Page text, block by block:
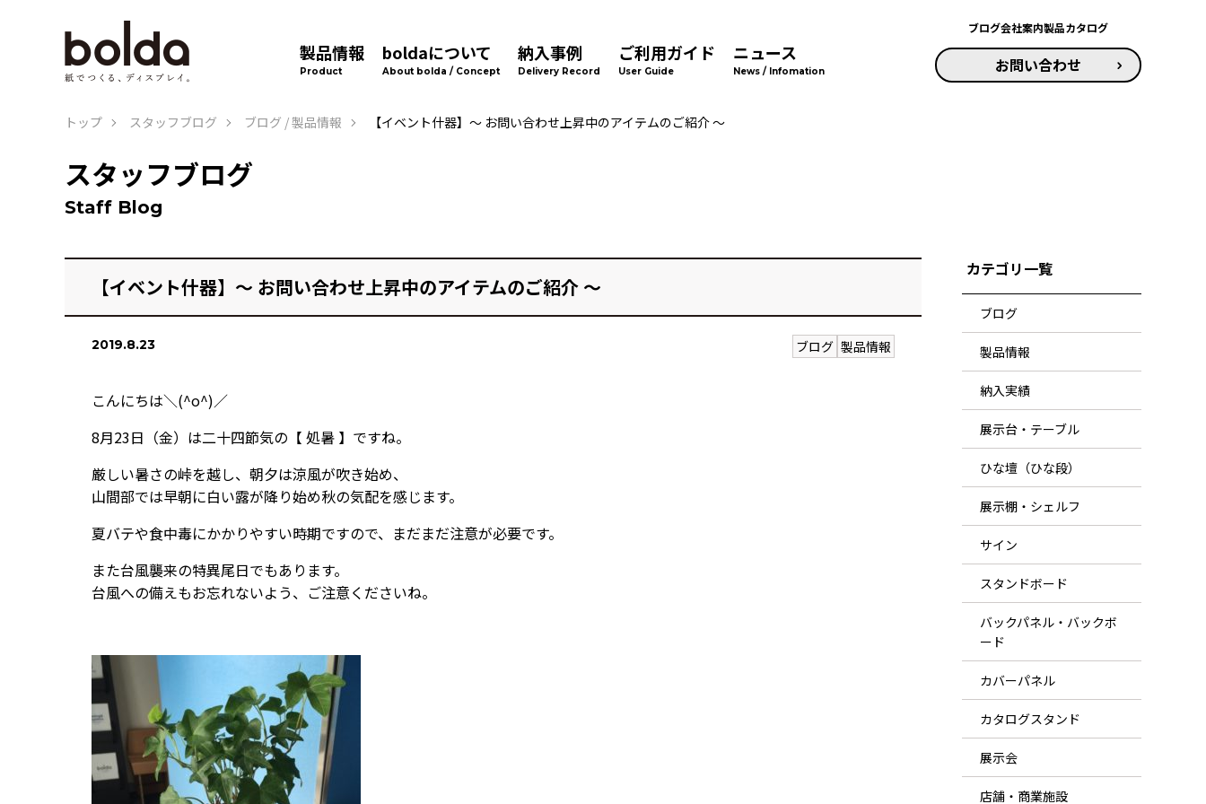
製品情報
Product
boldaについて
About bolda / Concept
納入事例
Delivery Record
ご利用ガイド
User Guide
ニュース
News / Infomation
ブログ会社案内製品カタログ
お問い合わせ
トップ スタッフブログ ブログ /製品情報 【イベント什器】～ お問い合わせ上昇中のアイテムのご紹介 ～
スタッフブログ
Staff Blog
【イベント什器】～ お問い合わせ上昇中のアイテムのご紹介 ～
2019.8.23 ブログ 製品情報
こんにちは＼(^o^)／
8月23日（金）は二十四節気の【 処暑 】ですね。
厳しい暑さの峠を越し、朝夕は涼風が吹き始め、
山間部では早朝に白い露が降り始め秋の気配を感じます。
夏バテや食中毒にかかりやすい時期ですので、まだまだ注意が必要です。
また台風襲来の特異尾日でもあります。
台風への備えもお忘れないよう、ご注意くださいね。
カテゴリ一覧
ブログ
製品情報
納入実績
展示台・テーブル
ひな壇（ひな段）
展示棚・シェルフ
サイン
スタンドボード
バックパネル・バックボ
ード
カバーパネル
カタログスタンド
展示会
店舗・商業施設